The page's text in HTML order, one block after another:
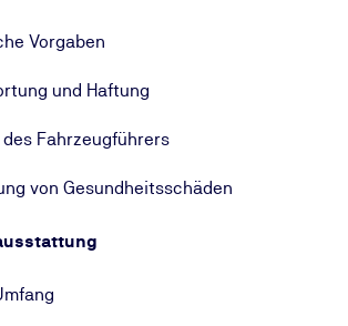
Vorgaben
und Haftung
Fahrzeugführers
von Gesundheitsschäden